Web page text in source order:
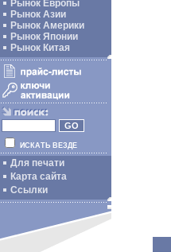
Рынок Европы
Рынок Азии
Рынок Америки
Рынок Японии
Рынок Китая
ИСКАТЬ ВЕЗДЕ
Для печати
Карта сайта
Ссылки